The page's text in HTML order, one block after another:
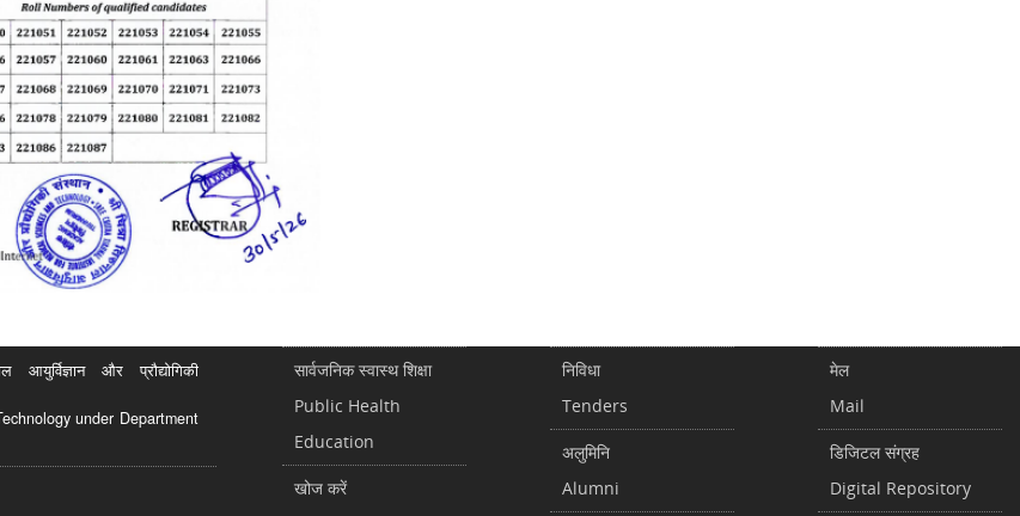
और प्रौद्योगिकी
under Department
सार्वजनिक स्वास्थ शिक्षा
Public Health
Education
खोज करें
निविधा
Tenders
अलुमिनि
Alumni
मेल
Mail
डिजिटल संग्रह
Digital Repository